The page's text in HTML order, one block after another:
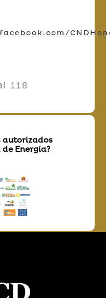
118
autorizados
Energía?